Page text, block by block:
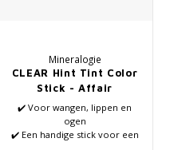
Mineralogie
CLEAR Hint Tint Color
Stick - Affair
✔️ Voor wangen, lippen en
ogen
✔️ Een handige stick voor een